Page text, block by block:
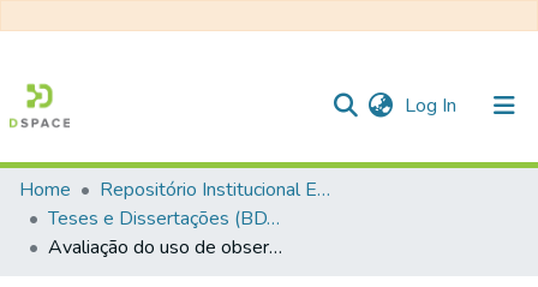
Log In (current)
Communities & Collections
All of DSpace
Home
Repositório Institucional EESC
Teses e Dissertações (BDTD USP)
Avaliação do uso de observáveis coletadas com receptores de navegação pessoal para determinação de coordenadas em linhas base curtas